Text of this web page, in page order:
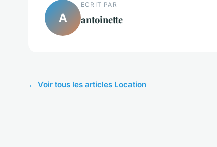
A
ECRIT PAR
antoinette
← Voir tous les articles Location